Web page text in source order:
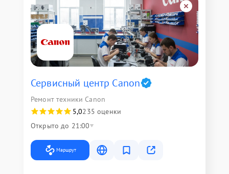
Сервисный центр Canon
Ремонт техники Canon
5,0235 оценки
Открыто до 21:00
Маршрут